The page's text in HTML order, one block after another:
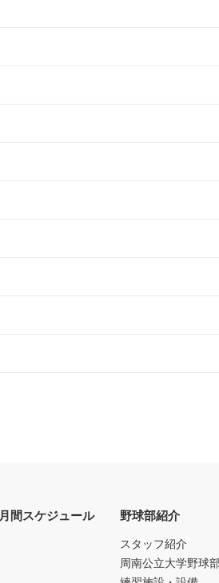
月間スケジュール 野球部紹介
スタッフ紹介
周南公立大学野球